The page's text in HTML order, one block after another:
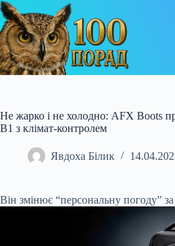
Перейти
до
вмісту
Не жарко і не холодно: AFX Boots
B1 з клімат-контролем
Явдоха Білик
Він змінює “персональну погоду” за